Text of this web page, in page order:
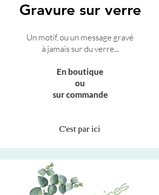
Gravure sur verre
Un motif, ou un message gravé
à jamais sur du verre...
En boutique
ou
sur commande
C'est par ici